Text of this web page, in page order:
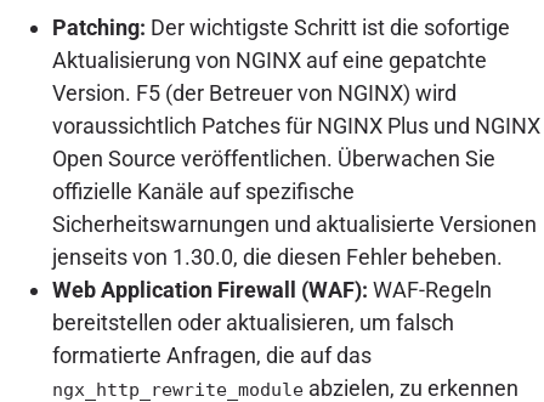
Patching: Der wichtigste Schritt ist die sofortige
Aktualisierung von NGINX auf eine gepatchte
Version. F5 (der Betreuer von NGINX) wird
voraussichtlich Patches für NGINX Plus und NGINX
Open Source veröffentlichen. Überwachen Sie
offizielle Kanäle auf spezifische
Sicherheitswarnungen und aktualisierte Versionen
jenseits von 1.30.0, die diesen Fehler beheben.
Web Application Firewall (WAF): WAF-Regeln
bereitstellen oder aktualisieren, um falsch
formatierte Anfragen, die auf das
ngx_http_rewrite_moduleabzielen, zu erkennen